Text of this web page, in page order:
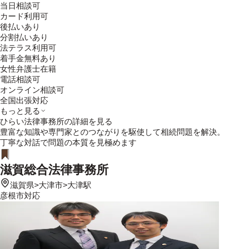
当日相談可
カード利用可
後払いあり
分割払いあり
法テラス利用可
着手金無料あり
女性弁護士在籍
電話相談可
オンライン相談可
全国出張対応
もっと見る
ひらい法律事務所の詳細を見る
豊富な知識や専門家とのつながりを駆使して相続問題を解決。
丁寧な対話で問題の本質を見極めます
滋賀総合法律事務所
滋賀県>大津市>大津駅
彦根市対応